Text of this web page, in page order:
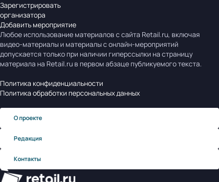
Зарегистрировать
организатора
Добавить мероприятие
Любое использование материалов с сайта Retail.ru, включая
видео-материалы и материалы с онлайн-мероприятий
допускается только при наличии гиперссылки на страницу
материала на Retail.ru в первом абзаце публикуемого текста.
Политика конфиденциальности
Политика обработки персональных данных
О проекте
Редакция
Контакты